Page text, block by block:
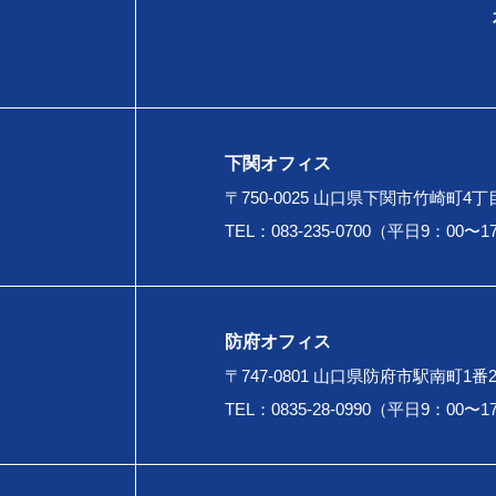
下関オフィス
〒750-0025 山口県下関市竹崎町4丁
TEL：083-235-0700（平日9：00〜
防府オフィス
〒747-0801 山口県防府市駅南町1番
TEL：0835-28-0990（平日9：00〜